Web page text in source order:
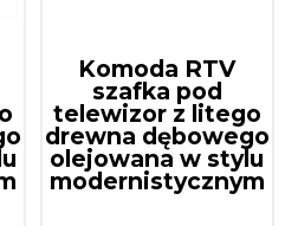
Komoda RTV
szafka pod
telewizor z litego
drewna dębowego
olejowana w stylu
modernistycznym